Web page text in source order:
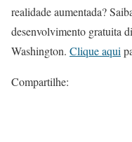
realidade aumentada?
desenvolvimento gratuita
Washington. Clique aqui
Compartilhe: